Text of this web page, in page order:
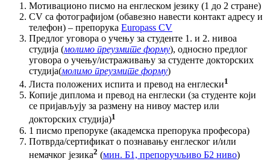
Мотивационо писмо на енглеском језику (1 до 2 стране)
CV са фотографијом (обавезно навести контакт адресу и
телефон) – препорука Europass CV
Предлог уговора о учењу за студенте 1. и 2. нивоа
студија (молимо преузмите форму), односно предлог
уговора о учењу/истраживању за студенте докторских
студија(молимо преузмите форму)
Листа положених испита и превод на енглески1
Копије диплома и превод на енглески (за студенте који
се пријављују за размену на нивоу мастер или
докторских студија)1
1 писмо препоруке (академска препорука професора)
Потврда/сертификат о познавању енглеског и/или
немачког језика2 (мин. Б1, препоручљиво Б2 ниво)